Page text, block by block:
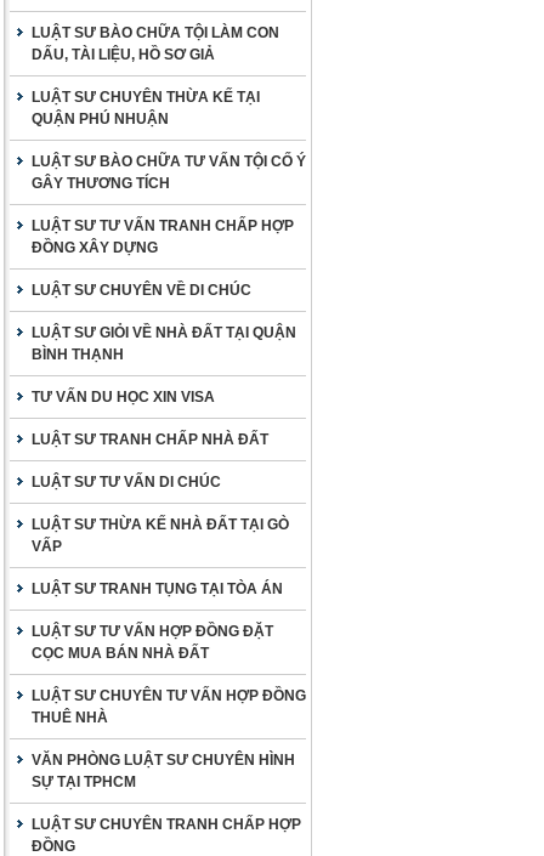
LUẬT SƯ BÀO CHỮA TỘI LÀM CON
DẤU, TÀI LIỆU, HỒ SƠ GIẢ
LUẬT SƯ CHUYÊN THỪA KẾ TẠI
QUẬN PHÚ NHUẬN
LUẬT SƯ BÀO CHỮA TƯ VẤN TỘI CỐ Ý
GÂY THƯƠNG TÍCH
LUẬT SƯ TƯ VẤN TRANH CHẤP HỢP
ĐỒNG XÂY DỰNG
LUẬT SƯ CHUYÊN VỀ DI CHÚC
LUẬT SƯ GIỎI VỀ NHÀ ĐẤT TẠI QUẬN
BÌNH THẠNH
TƯ VẤN DU HỌC XIN VISA
LUẬT SƯ TRANH CHẤP NHÀ ĐẤT
LUẬT SƯ TƯ VẤN DI CHÚC
LUẬT SƯ THỪA KẾ NHÀ ĐẤT TẠI GÒ
VẤP
LUẬT SƯ TRANH TỤNG TẠI TÒA ÁN
LUẬT SƯ TƯ VẤN HỢP ĐỒNG ĐẶT
CỌC MUA BÁN NHÀ ĐẤT
LUẬT SƯ CHUYÊN TƯ VẤN HỢP ĐỒNG
THUÊ NHÀ
VĂN PHÒNG LUẬT SƯ CHUYÊN HÌNH
SỰ TẠI TPHCM
LUẬT SƯ CHUYÊN TRANH CHẤP HỢP
ĐỒNG